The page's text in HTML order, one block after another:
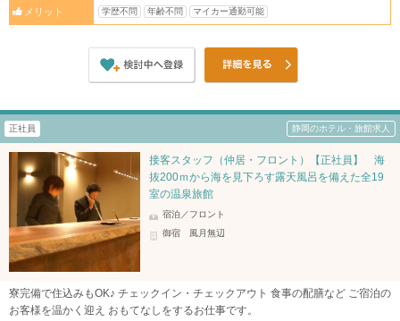
メリット 学歴不問 年齢不問 マイカー通勤可能
正社員 静岡のホテル・旅館求人
接客スタッフ（仲居・フロント）【正社員】 海
抜200ｍから海を見下ろす露天風呂を備えた全19
室の温泉旅館
宿泊／フロント
御宿 風月無辺
寮完備で住込みもOK♪ チェックイン・チェックアウト 食事の配膳など ご宿泊の
お客様を温かく迎え おもてなしをするお仕事です。